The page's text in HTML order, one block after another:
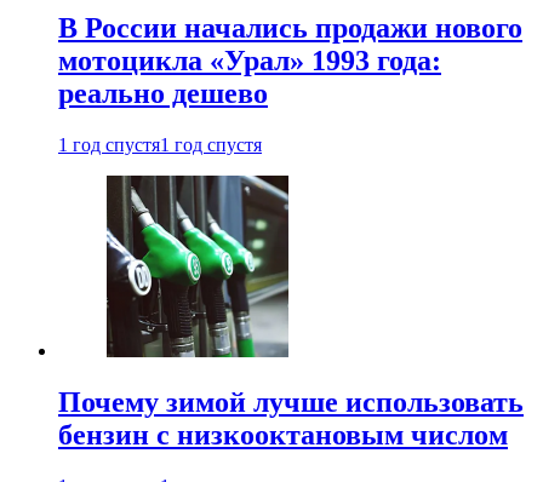
В России начались продажи нового
мотоцикла «Урал» 1993 года:
реально дешево
1 год спустя1 год спустя
Почему зимой лучше использовать
бензин с низкооктановым числом